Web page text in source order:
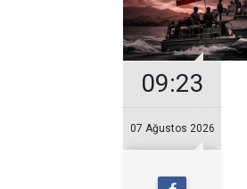
09:23
07 Ağustos 2026